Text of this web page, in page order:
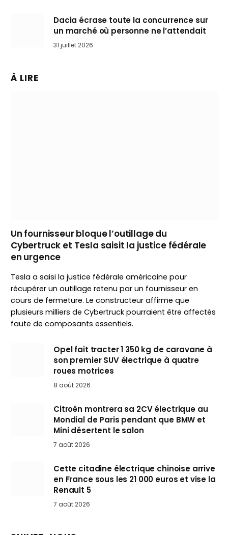
Dacia écrase toute la concurrence sur
un marché où personne ne l’attendait
31 juillet 2026
À LIRE
Un fournisseur bloque l’outillage du
Cybertruck et Tesla saisit la justice fédérale
en urgence
Tesla a saisi la justice fédérale américaine pour
récupérer un outillage retenu par un fournisseur en
cours de fermeture. Le constructeur affirme que
plusieurs milliers de Cybertruck pourraient être affectés
faute de composants essentiels.
Opel fait tracter 1 350 kg de caravane à
son premier SUV électrique à quatre
roues motrices
8 août 2026
Citroën montrera sa 2CV électrique au
Mondial de Paris pendant que BMW et
Mini désertent le salon
7 août 2026
Cette citadine électrique chinoise arrive
en France sous les 21 000 euros et vise la
Renault 5
7 août 2026